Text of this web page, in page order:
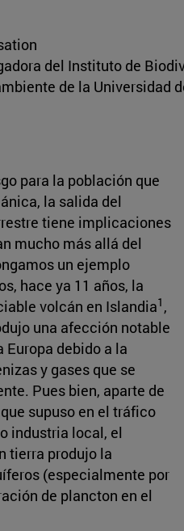
del Instituto de
de la Universidad
para la población que
la salida del
tiene implicaciones
mucho más allá del
un ejemplo
hace ya 11 años, la
volcán en Islandia1 ,
una afección notable
Europa debido a la
y gases que se
Pues bien, aparte de
supuso en el tráfico
industria local, el
tierra produjo la
(especialmente por
de plancton en el